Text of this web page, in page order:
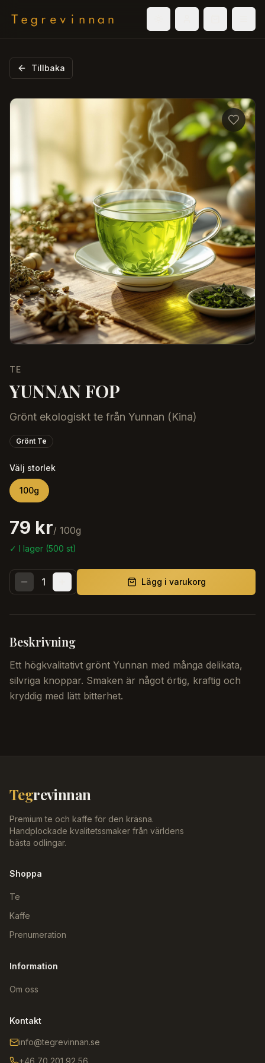
Tillbaka
TE
YUNNAN FOP
Grönt ekologiskt te från Yunnan (Kina)
Grönt Te
Välj storlek
100g
79 kr/ 100g
✓ I lager (500 st)
1 Lägg i varukorg
Beskrivning
Ett högkvalitativt grönt Yunnan med många delikata,
silvriga knoppar. Smaken är något örtig, kraftig och
kryddig med lätt bitterhet.
Tegrevinnan
Premium te och kaffe för den kräsna.
Handplockade kvalitetssmaker från världens
bästa odlingar.
Shoppa
Te
Kaffe
Prenumeration
Information
Om oss
Kontakt
info@tegrevinnan.se
+46 70 201 92 56